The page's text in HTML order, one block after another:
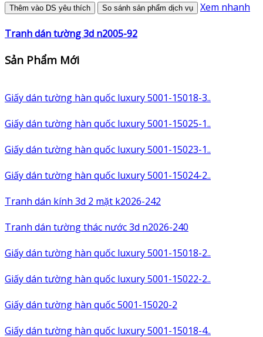
Thêm vào DS yêu thích So sánh sản phẩm dịch vụ Xem nhanh
Tranh dán tường 3d n2005-92
Sản Phẩm Mới
Giấy dán tường hàn quốc luxury 5001-15018-3..
Giấy dán tường hàn quốc luxury 5001-15025-1..
Giấy dán tường hàn quốc luxury 5001-15023-1..
Giấy dán tường hàn quốc luxury 5001-15024-2..
Tranh dán kính 3d 2 mặt k2026-242
Tranh dán tường thác nước 3d n2026-240
Giấy dán tường hàn quốc luxury 5001-15018-2..
Giấy dán tường hàn quốc luxury 5001-15022-2..
Giấy dán tường hàn quốc 5001-15020-2
Giấy dán tường hàn quốc luxury 5001-15018-4..